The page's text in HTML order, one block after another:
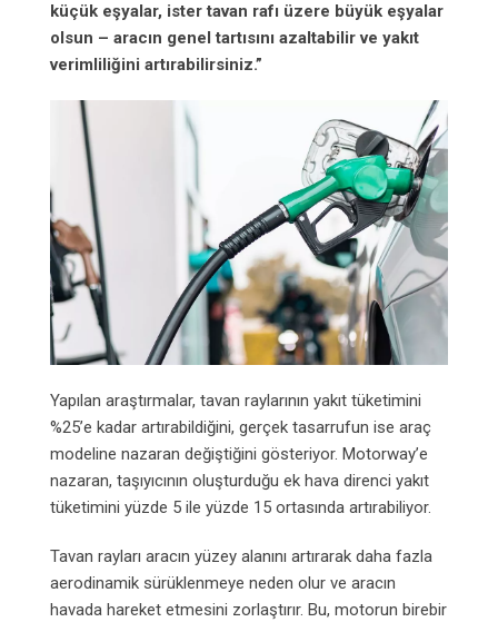
küçük eşyalar, ister tavan rafı üzere büyük eşyalar
olsun – aracın genel tartısını azaltabilir ve yakıt
verimliliğini artırabilirsiniz.”
Yapılan araştırmalar, tavan raylarının yakıt tüketimini
%25’e kadar artırabildiğini, gerçek tasarrufun ise araç
modeline nazaran değiştiğini gösteriyor. Motorway’e
nazaran, taşıyıcının oluşturduğu ek hava direnci yakıt
tüketimini yüzde 5 ile yüzde 15 ortasında artırabiliyor.
Tavan rayları aracın yüzey alanını artırarak daha fazla
aerodinamik sürüklenmeye neden olur ve aracın
havada hareket etmesini zorlaştırır. Bu, motorun birebir